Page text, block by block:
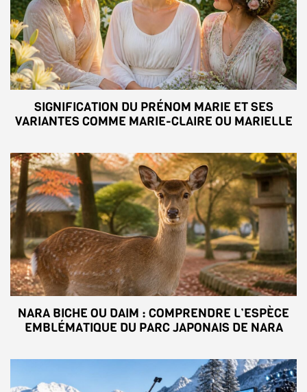
SIGNIFICATION DU PRÉNOM MARIE ET SES
VARIANTES COMME MARIE-CLAIRE OU MARIELLE
NARA BICHE OU DAIM : COMPRENDRE L’ESPÈCE
EMBLÉMATIQUE DU PARC JAPONAIS DE NARA